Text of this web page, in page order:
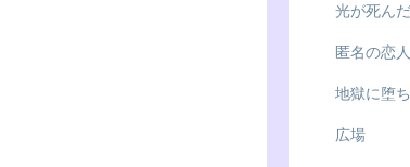
光が死ん
匿名の恋
地獄に堕
広場